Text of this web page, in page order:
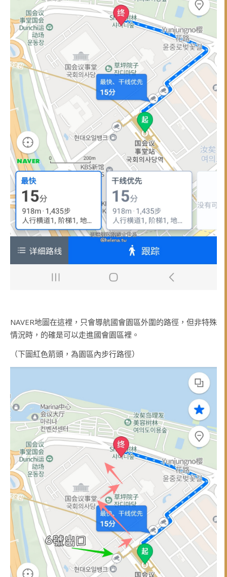
NAVER地圖在這裡，只會導航國會園區外圍的路徑，但非特殊
情況時，的確是可以走進國會園區裡。
（下圖紅色箭頭，為園區內步行路徑）